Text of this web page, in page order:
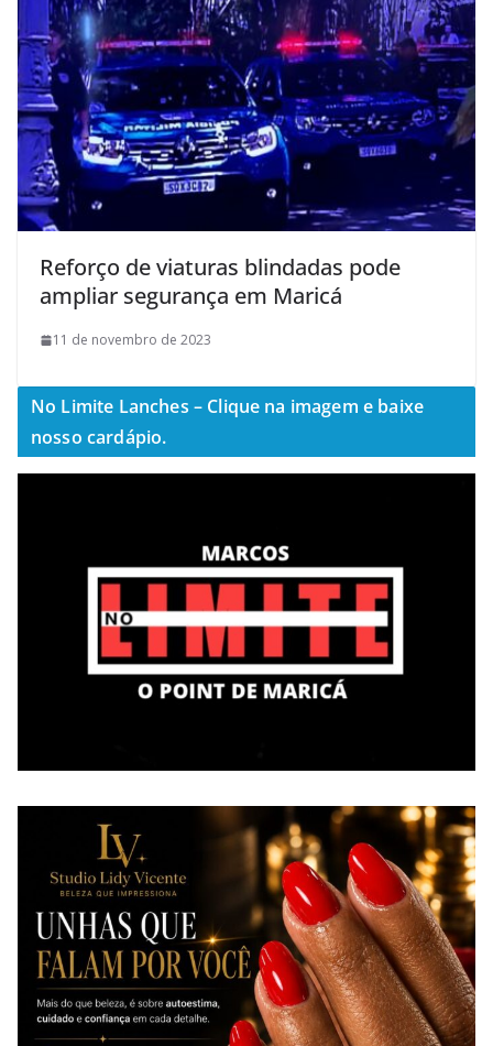
Reforço de viaturas blindadas pode
ampliar segurança em Maricá
11 de novembro de 2023
No Limite Lanches – Clique na imagem e baixe
nosso cardápio.